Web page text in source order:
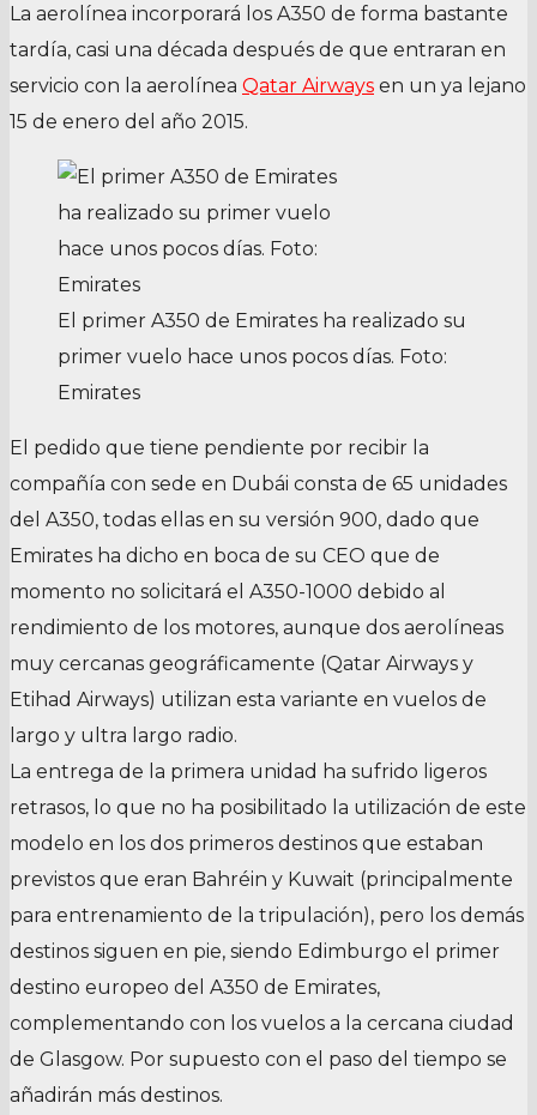
La aerolínea incorporará los A350 de forma bastante
tardía, casi una década después de que entraran en
servicio con la aerolínea Qatar Airways en un ya lejano
15 de enero del año 2015.
El primer A350 de Emirates ha realizado su
primer vuelo hace unos pocos días. Foto:
Emirates
El pedido que tiene pendiente por recibir la
compañía con sede en Dubái consta de 65 unidades
del A350, todas ellas en su versión 900, dado que
Emirates ha dicho en boca de su CEO que de
momento no solicitará el A350-1000 debido al
rendimiento de los motores, aunque dos aerolíneas
muy cercanas geográficamente (Qatar Airways y
Etihad Airways) utilizan esta variante en vuelos de
largo y ultra largo radio.
La entrega de la primera unidad ha sufrido ligeros
retrasos, lo que no ha posibilitado la utilización de este
modelo en los dos primeros destinos que estaban
previstos que eran Bahréin y Kuwait (principalmente
para entrenamiento de la tripulación), pero los demás
destinos siguen en pie, siendo Edimburgo el primer
destino europeo del A350 de Emirates,
complementando con los vuelos a la cercana ciudad
de Glasgow. Por supuesto con el paso del tiempo se
añadirán más destinos.